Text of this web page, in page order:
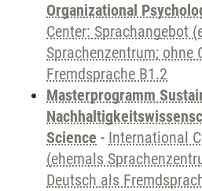
Organizational
Center: Sprachangebot
Sprachenzentrum; ohne
Fremdsprache B1.2
Masterprogramm
Science - International
(ehemals
Deutsch als